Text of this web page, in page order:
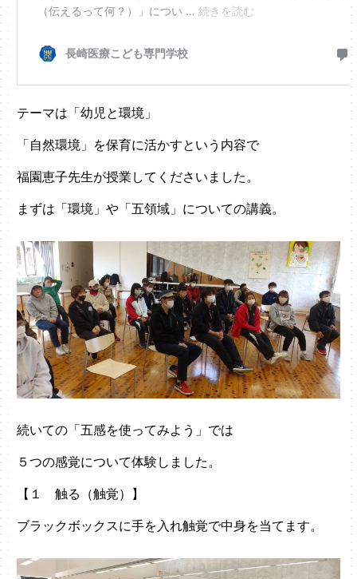
テーマは「幼児と環境」
「自然環境」を保育に活かすという内容で
福園恵子先生が授業してくださいました。
まずは「環境」や「五領域」についての講義。
続いての「五感を使ってみよう」では
５つの感覚について体験しました。
【１ 触る（触覚）】
ブラックボックスに手を入れ触覚で中身を当てます。